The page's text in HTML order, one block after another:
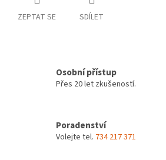
ZEPTAT SE SDÍLET
Osobní přístup
Přes 20 let zkušeností.
Poradenství
Volejte tel. 734 217 371